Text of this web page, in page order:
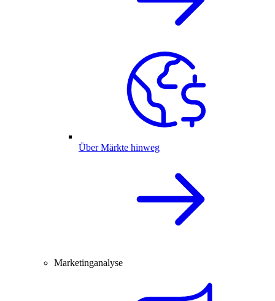
Über Märkte hinweg
Marketinganalyse